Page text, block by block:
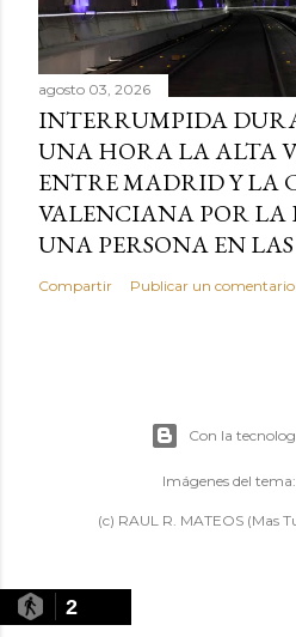
agosto 03, 2026
INTERRUMPIDA
UNA HORA LA ALTA
ENTRE MADRID Y LA
VALENCIANA POR LA
UNA PERSONA EN
Compartir Publicar un comentario
Con la
Imágenes del tema:
(c) RAUL R. MATEOS (Mas
2